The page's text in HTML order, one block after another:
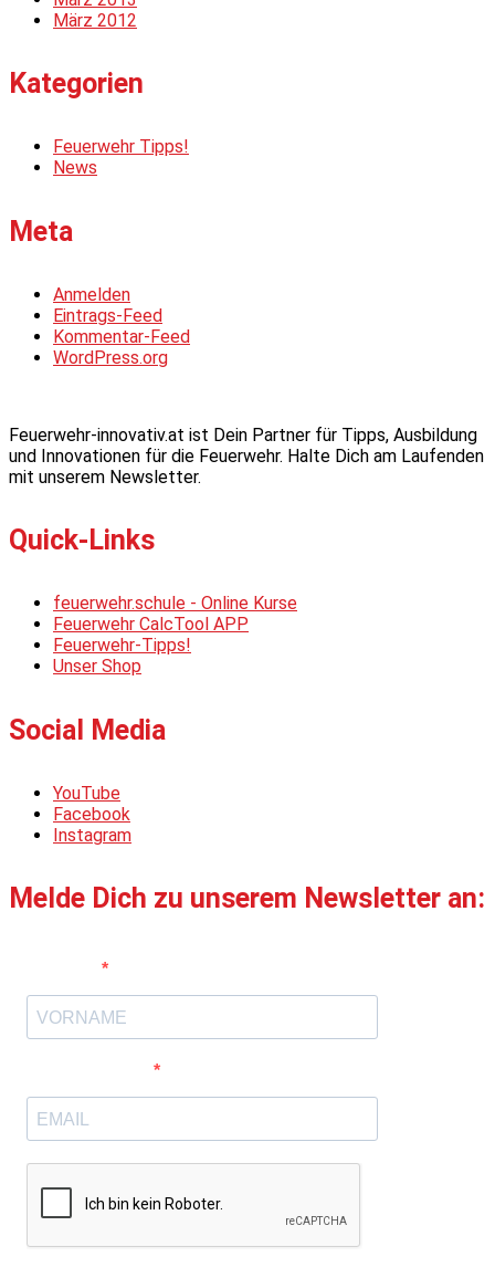
März 2012
Kategorien
Feuerwehr Tipps!
News
Meta
Anmelden
Eintrags-Feed
Kommentar-Feed
WordPress.org
Feuerwehr-innovativ.at ist Dein Partner für Tipps, Ausbildung
und Innovationen für die Feuerwehr. Halte Dich am Laufenden
mit unserem Newsletter.
Quick-Links
feuerwehr.schule - Online Kurse
Feuerwehr CalcTool APP
Feuerwehr-Tipps!
Unser Shop
Social Media
YouTube
Facebook
Instagram
Melde Dich zu unserem Newsletter an: